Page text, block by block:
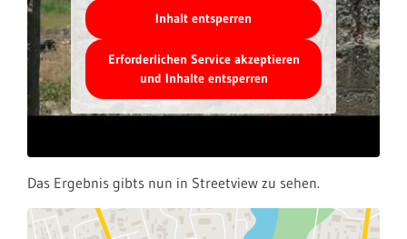
Inhalt entsperren
Erforderlichen Service akzeptieren
und Inhalte entsperren
Das Ergebnis gibts nun in Streetview zu sehen.